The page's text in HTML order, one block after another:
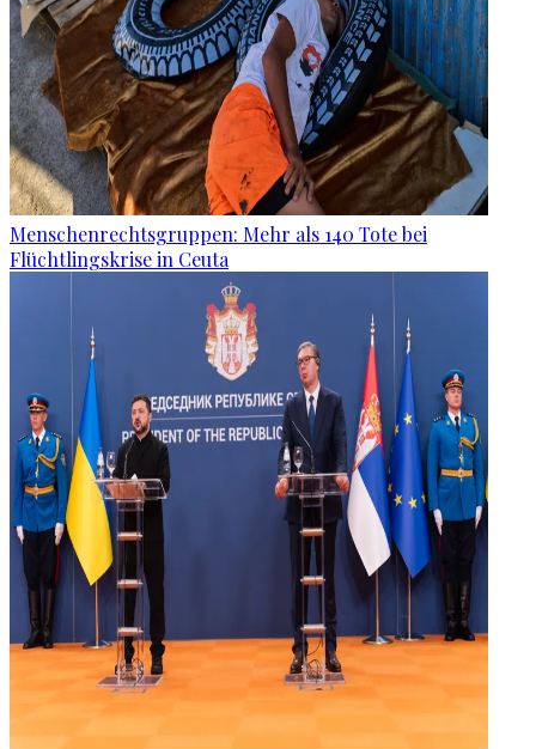
Menschenrechtsgruppen: Mehr als 140 Tote bei
Flüchtlingskrise in Ceuta